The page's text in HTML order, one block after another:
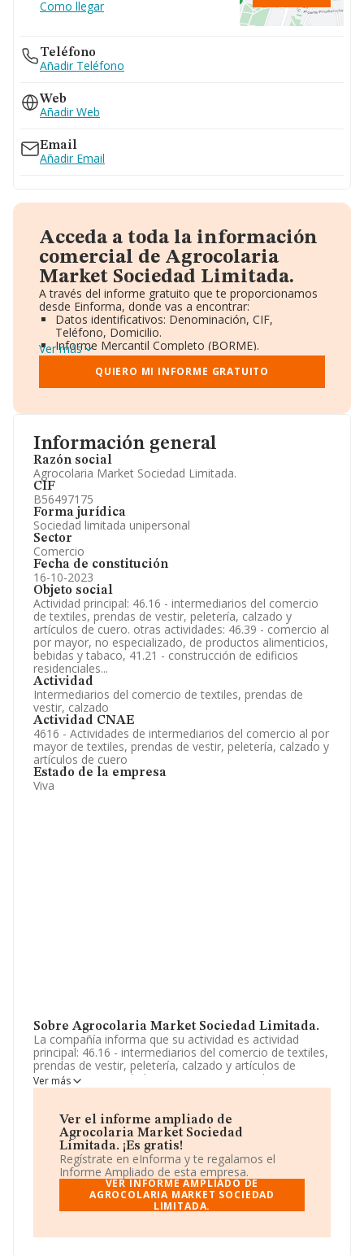
Información general
Razón social
Agrocolaria Market Sociedad Limitada.
CIF
B56497175
Forma jurídica
Sociedad limitada unipersonal
Sector
Comercio
Fecha de constitución
16-10-2023
Objeto social
Actividad principal: 46.16 - intermediarios del comercio
de textiles, prendas de vestir, peletería, calzado y
artículos de cuero. otras actividades: 46.39 - comercio al
por mayor, no especializado, de productos alimenticios,
bebidas y tabaco, 41.21 - construcción de edificios
residenciales...
Actividad
Intermediarios del comercio de textiles, prendas de
vestir, calzado
Actividad CNAE
4616 - Actividades de intermediarios del comercio al por
mayor de textiles, prendas de vestir, peletería, calzado y
artículos de cuero
Estado de la empresa
Viva
Sobre Agrocolaria Market Sociedad Limitada.
La compañía informa que su actividad es actividad
principal: 46.16 - intermediarios del comercio de textiles,
prendas de vestir, peletería, calzado y artículos de
cuero. otras actividades: 46.39 - comercio al por mayor,
no especializado, de productos alimenticios, bebidas y
La empresa aparece inscrita en el Registro Mercantil
como Sociedad Limitada. Clasifica su actividad CNAE
como 'Actividades de intermediarios del comercio al por
mayor de textiles, prendas de vestir, peletería, calzado y
artículos de cuero', código 4616. La sociedad no tiene
actividad en mercados exteriores.
La empresaAgrocolaria Market Sociedad Limitada
Galdos núm. 3 Esc 1 0 05, (18003), en el municipio de
Ver más
Ver el informe ampliado de
Agrocolaria Market Sociedad
Limitada. ¡Es gratis!
Regístrate en eInforma y te regalamos el
Informe Ampliado de esta empresa.
VER INFORME AMPLIADO DE
AGROCOLARIA MARKET SOCIEDAD
LIMITADA.
Como llegar
Teléfono
Añadir Teléfono
Web
Añadir Web
Email
Añadir Email
Acceda a toda la información
comercial de Agrocolaria
Market Sociedad Limitada.
A través del informe gratuito que te proporcionamos
desde Einforma, donde vas a encontrar:
Datos identificativos: Denominación, CIF,
Teléfono, Domicilio.
Informe Mercantil Completo (BORME).
Gráficos de Evolución Ventas y Empleados.
Consejo de Administración y Administradores.
Directivos y Ejecutivos.
Información oficial y registral complementaria.
Ver más
QUIERO MI INFORME GRATUITO